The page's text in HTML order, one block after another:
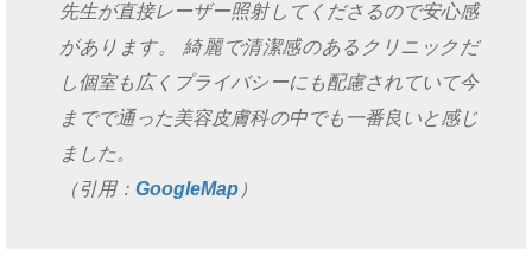
先生が直接レーザー照射してくださるので安心感
があります。 綺麗で清潔感のあるクリニックだ
し個室も広くプライバシーにも配慮されていて今
までで通った美容皮膚科の中でも一番良いと感じ
ました。
（引用： GoogleMap ）